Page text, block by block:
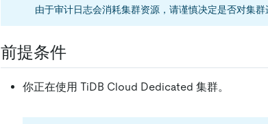
由于审计日志会消耗集群资源，请谨慎决定是否对集群
前提条件
你正在使用 TiDB Cloud Dedicated 集群。